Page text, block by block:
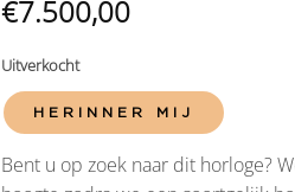
€7.500,00
Uitverkocht
HERINNER MIJ
Bent u op zoek naar dit horloge?